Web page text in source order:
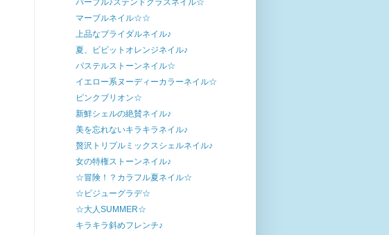
パープル♪ステンドグラスネイル☆
マーブルネイル☆☆
上品なブライダルネイル♪
夏、ビビットオレンジネイル♪
パステルストーンネイル☆
イエロー系ヌーディーカラーネイル☆
ピンクブリオン☆
新鮮シェルの絶賛ネイル♪
美を忘れないキラキラネイル♪
贅沢トリプルミックスシェルネイル♪
女の特権ストーンネイル♪
☆冒険！？カラフル夏ネイル☆
☆ビジューグラデ☆
☆大人SUMMER☆
キラキラ斜めフレンチ♪